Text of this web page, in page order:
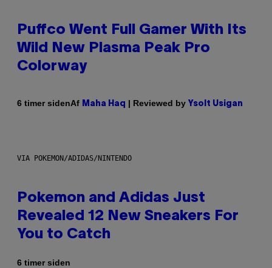
Puffco Went Full Gamer With Its
Wild New Plasma Peak Pro
Colorway
6 timer sidenAf Maha Haq | Reviewed by Ysolt Usigan
VIA POKEMON/ADIDAS/NINTENDO
Pokemon and Adidas Just
Revealed 12 New Sneakers For
You to Catch
6 timer siden